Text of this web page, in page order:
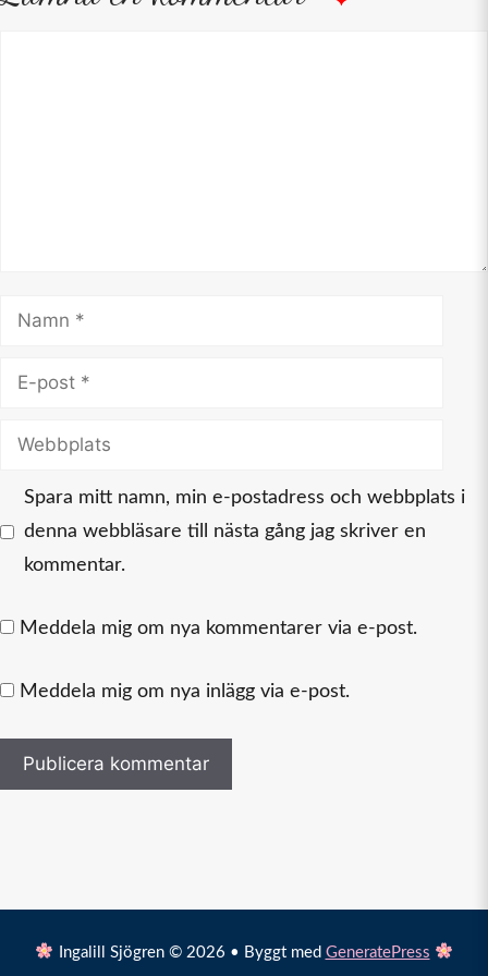
Namn
Webbplats
Spara mitt namn, min e-postadress och webbplats i
denna webbläsare till nästa gång jag skriver en
kommentar.
Meddela mig om nya kommentarer via e-post.
Meddela mig om nya inlägg via e-post.
Ingalill Sjögren © 2026 • Byggt med GeneratePress